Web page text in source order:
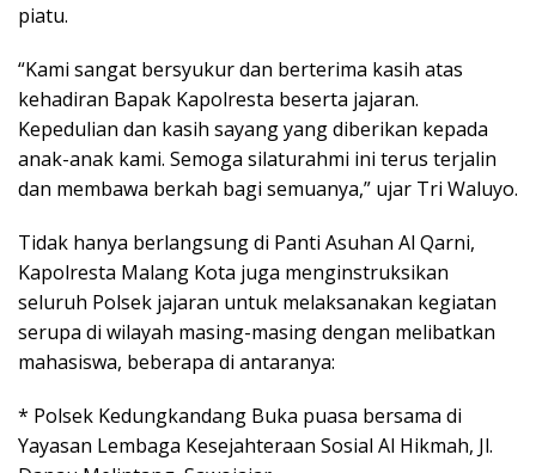
piatu.
“Kami sangat bersyukur dan berterima kasih atas
kehadiran Bapak Kapolresta beserta jajaran.
Kepedulian dan kasih sayang yang diberikan kepada
anak-anak kami. Semoga silaturahmi ini terus terjalin
dan membawa berkah bagi semuanya,” ujar Tri Waluyo.
Tidak hanya berlangsung di Panti Asuhan Al Qarni,
Kapolresta Malang Kota juga menginstruksikan
seluruh Polsek jajaran untuk melaksanakan kegiatan
serupa di wilayah masing-masing dengan melibatkan
mahasiswa, beberapa di antaranya:
* Polsek Kedungkandang Buka puasa bersama di
Yayasan Lembaga Kesejahteraan Sosial Al Hikmah, Jl.